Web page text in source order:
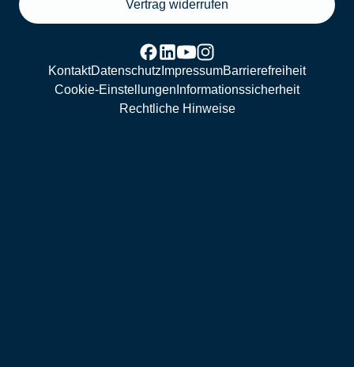
Vertrag widerrufen
KontaktDatenschutz ImpressumBarrierefreiheit
Cookie-Einstellungen Informationssicherheit
Rechtliche Hinweise